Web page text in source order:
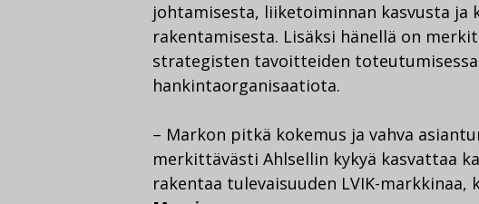
johtamisesta, liiketoiminnan kasvusta ja
rakentamisesta. Lisäksi hänellä on
strategisten tavoitteiden toteutumisessa
hankintaorganisaatiota.
– Markon pitkä kokemus ja vahva
merkittävästi Ahlsellin kykyä kasvattaa
rakentaa tulevaisuuden LVIK-